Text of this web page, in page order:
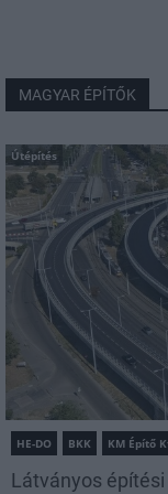
MAGYAR ÉPÍTŐK
Útépítés
HE-DO BKK KM Építő
Látványos